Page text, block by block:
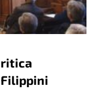
Filippini